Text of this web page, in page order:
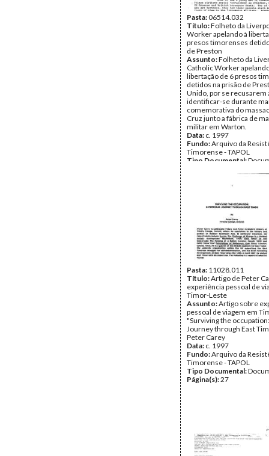
Pasta:06514.032
Título:Folheto da
Worker apelando à
presos timorenses
de Preston
Assunto:Folheto da
Catholic Worker
libertação de 6 presos
detidos na prisão de
Unido, por se recusarem
identificar-se durante
comemorativa do
Cruz junto a fábrica de
militar em Warton.
Data: c. 1997
Fundo:Arquivo da
Timorense - TAPOL
Tipo Documental:
Pasta: 11028.011
Título:Artigo de Peter
experiência pessoal de
Timor-Leste
Assunto:Artigo sobre
pessoal de viagem em
"Surviving the
Journey through East
Peter Carey
Data: c. 1997
Fundo:Arquivo da
Timorense - TAPOL
Tipo Documental:
Página(s):27